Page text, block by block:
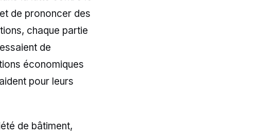
de prononcer des
chaque partie
de
économiques
pour leurs
de bâtiment,